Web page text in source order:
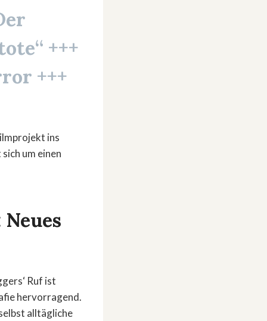
+++
+++
ins
um einen
Ruf ist
hervorragend.
alltägliche